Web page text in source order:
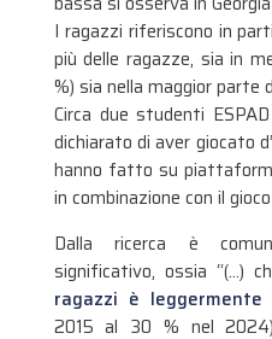
I ragazzi riferiscono in
più delle ragazze, sia in
%) sia nella maggior parte
Circa due studenti
dichiarato di aver giocato
hanno fatto su
in combinazione con il
Dalla ricerca è
significativo, ossia “(…)
ragazzi è leggermente
2015 al 30 % nel